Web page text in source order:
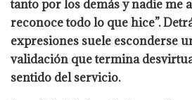
tanto por los demás y nadie me
reconoce todo lo que hice”.
expresiones suele esconderse
validación que termina
sentido del servicio.